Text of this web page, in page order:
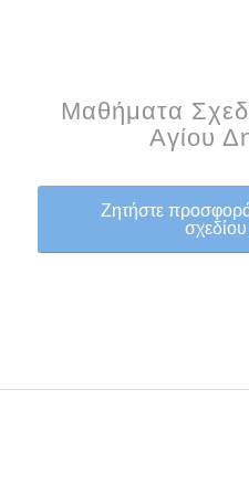
Μαθήματα
Αγίου
Ζητήστε